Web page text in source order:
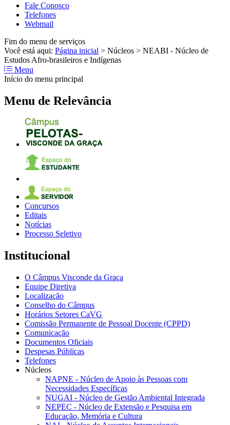
Fale Conosco
Telefones
Webmail
Fim do menu de serviços
Você está aqui: Página inicial > Núcleos > NEABI - Núcleo de
Estudos Afro-brasileiros e Indígenas
Menu
Início do menu principal
Menu de Relevância
Concursos
Editais
Notícias
Processo Seletivo
Institucional
O Câmpus Visconde da Graça
Equipe Diretiva
Localização
Conselho do Câmpus
Horários Setores CaVG
Comissão Permanente de Pessoal Docente (CPPD)
Comunicação
Documentos Oficiais
Despesas Públicas
Telefones
Núcleos
NAPNE - Núcleo de Apoio às Pessoas com
Necessidades Específicas
NUGAI - Núcleo de Gestão Ambiental Integrada
NEPEC - Núcleo de Extensão e Pesquisa em
Educação, Memória e Cultura